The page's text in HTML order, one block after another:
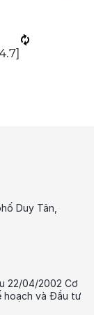
]
Duy Tân,
22/04/2002 Cơ
hoạch và Đầu tư